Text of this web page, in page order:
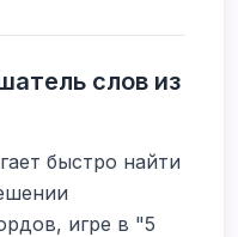
слов из
быстро найти
игре в "5